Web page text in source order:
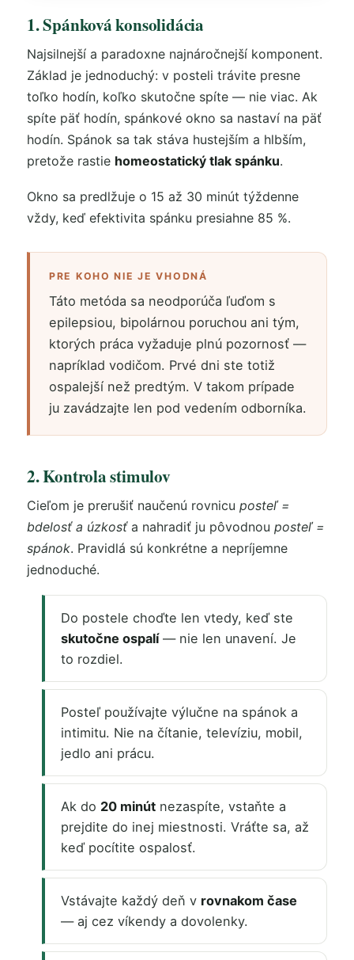
1. Spánková konsolidácia
Najsilnejší a paradoxne najnáročnejší komponent.
Základ je jednoduchý: v posteli trávite presne
toľko hodín, koľko skutočne spíte — nie viac. Ak
spíte päť hodín, spánkové okno sa nastaví na päť
hodín. Spánok sa tak stáva hustejším a hlbším,
pretože rastie homeostatický tlak spánku.
Okno sa predlžuje o 15 až 30 minút týždenne
vždy, keď efektivita spánku presiahne 85 %.
PRE KOHO NIE JE VHODNÁ
Táto metóda sa neodporúča ľuďom s
epilepsiou, bipolárnou poruchou ani tým,
ktorých práca vyžaduje plnú pozornosť —
napríklad vodičom. Prvé dni ste totiž
ospalejší než predtým. V takom prípade
ju zavádzajte len pod vedením odborníka.
2. Kontrola stimulov
Cieľom je prerušiť naučenú rovnicu posteľ =
bdelosť a úzkosťa nahradiť ju pôvodnou posteľ =
spánok. Pravidlá sú konkrétne a nepríjemne
jednoduché.
Do postele choďte len vtedy, keď ste
skutočne ospalí— nie len unavení. Je
to rozdiel.
Posteľ používajte výlučne na spánok a
intimitu. Nie na čítanie, televíziu, mobil,
jedlo ani prácu.
Ak do 20 minút nezaspíte, vstaňte a
prejdite do inej miestnosti. Vráťte sa, až
keď pocítite ospalosť.
Vstávajte každý deň v rovnakom čase
— aj cez víkendy a dovolenky.